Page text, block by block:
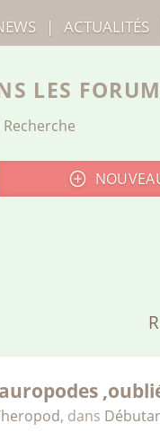
LES
Recherche
, dans
| ACTUALITÉS